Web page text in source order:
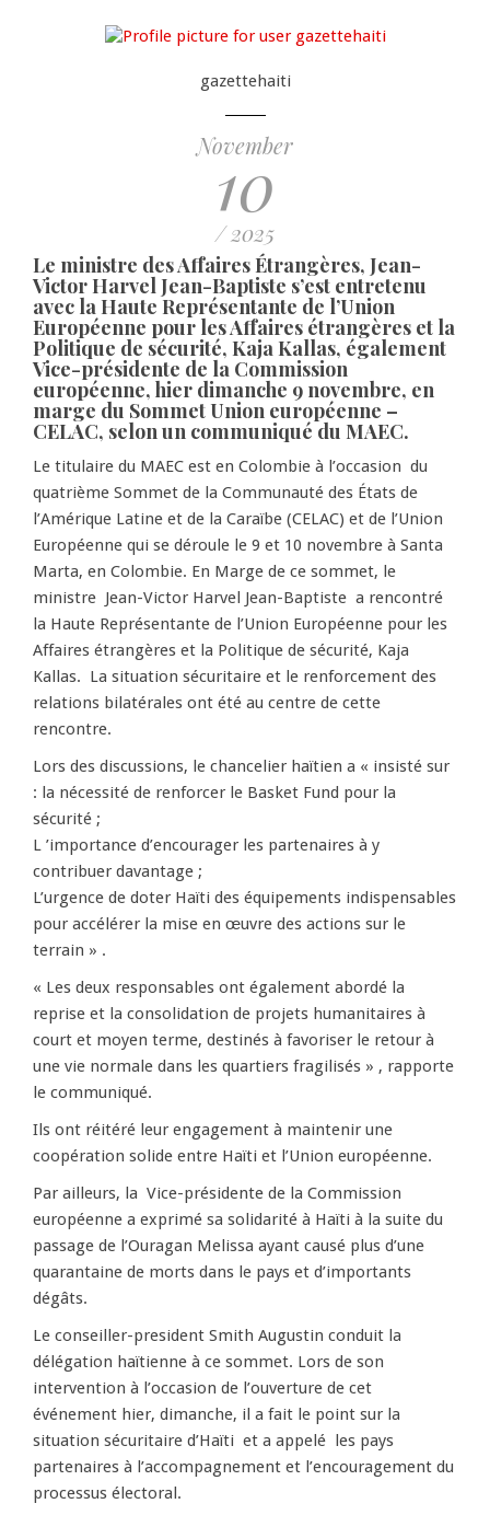
gazettehaiti
November
10
/ 2025
Le ministre des Affaires Étrangères, Jean-
Victor Harvel Jean-Baptiste s’est entretenu
avec la Haute Représentante de l’Union
Européenne pour les Affaires étrangères et la
Politique de sécurité, Kaja Kallas, également
Vice-présidente de la Commission
européenne, hier dimanche 9 novembre, en
marge du Sommet Union européenne –
CELAC, selon un communiqué du MAEC.
Le titulaire du MAEC est en Colombie à l’occasion du
quatrième Sommet de la Communauté des États de
l’Amérique Latine et de la Caraïbe (CELAC) et de l’Union
Européenne qui se déroule le 9 et 10 novembre à Santa
Marta, en Colombie. En Marge de ce sommet, le
ministre Jean-Victor Harvel Jean-Baptiste a rencontré
la Haute Représentante de l’Union Européenne pour les
Affaires étrangères et la Politique de sécurité, Kaja
Kallas. La situation sécuritaire et le renforcement des
relations bilatérales ont été au centre de cette
rencontre.
Lors des discussions, le chancelier haïtien a « insisté sur
: la nécessité de renforcer le Basket Fund pour la
sécurité ;
L ’importance d’encourager les partenaires à y
contribuer davantage ;
L’urgence de doter Haïti des équipements indispensables
pour accélérer la mise en œuvre des actions sur le
terrain » .
« Les deux responsables ont également abordé la
reprise et la consolidation de projets humanitaires à
court et moyen terme, destinés à favoriser le retour à
une vie normale dans les quartiers fragilisés » , rapporte
le communiqué.
Ils ont réitéré leur engagement à maintenir une
coopération solide entre Haïti et l’Union européenne.
Par ailleurs, la Vice-présidente de la Commission
européenne a exprimé sa solidarité à Haïti à la suite du
passage de l’Ouragan Melissa ayant causé plus d’une
quarantaine de morts dans le pays et d’importants
dégâts.
Le conseiller-president Smith Augustin conduit la
délégation haïtienne à ce sommet. Lors de son
intervention à l’occasion de l’ouverture de cet
événement hier, dimanche, il a fait le point sur la
situation sécuritaire d’Haïti et a appelé les pays
partenaires à l’accompagnement et l’encouragement du
processus électoral.